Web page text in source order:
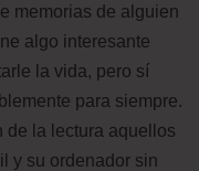
memorias de alguien
algo interesante
la vida, pero sí
para siempre.
de la lectura aquellos
y su ordenador sin